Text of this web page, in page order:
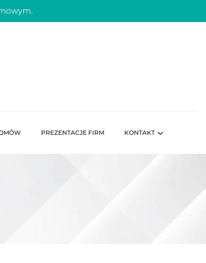
PREZENTACJE FIRM KONTAKT